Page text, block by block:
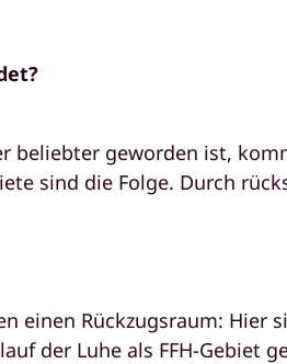
beliebter geworden ist,
sind die Folge. Durch
einen Rückzugsraum: Hier
der Luhe als FFH-Gebiet